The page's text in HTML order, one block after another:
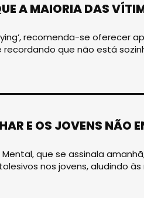
A MAIORIA DAS
recomenda-se oferecer
que não está
E OS JOVENS NÃO
que se assinala
nos jovens, aludindo às